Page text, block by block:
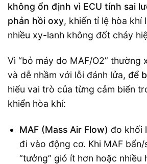
không ổn định vì ECU tính sai
phản hồi oxy, khiến tỉ lệ hòa khí
nhiều xy-lanh không đốt cháy
Vì “bỏ máy do MAF/O2” thường
và dễ nhầm với lỗi đánh lửa, để
hiểu vai trò của từng cảm biến
khiển hòa khí:
MAF (Mass Air Flow) đo khối
đi vào động cơ. Khi MAF bẩn/
“tưởng” gió ít hơn hoặc